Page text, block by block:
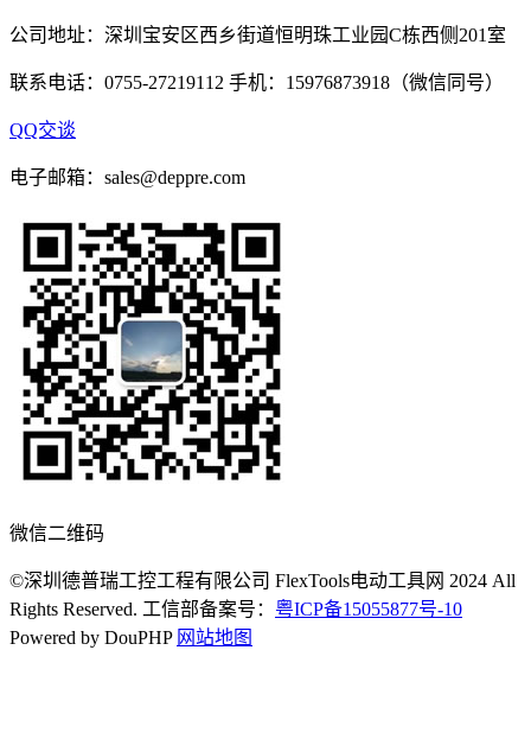
公司地址：深圳宝安区西乡街道恒明珠工业园C栋西侧201室
联系电话：0755-27219112 手机：15976873918（微信同号）
QQ交谈
电子邮箱：sales@deppre.com
微信二维码
©深圳德普瑞工控工程有限公司 FlexTools电动工具网 2024 All
Rights Reserved. 工信部备案号： 粤ICP备15055877号-10
Powered by DouPHP 网站地图